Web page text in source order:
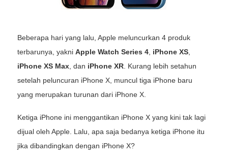
Beberapa hari yang lalu, Apple meluncurkan 4 produk
terbarunya, yakni Apple Watch Series 4 iPhone XS
iPhone XS Max , dan iPhone XR . Kurang lebih setahun
setelah peluncuran iPhone X, muncul tiga iPhone baru
yang merupakan turunan dari iPhone X.
Ketiga iPhone ini menggantikan iPhone X yang kini tak lagi
dijual oleh Apple. Lalu, apa saja bedanya ketiga iPhone itu
jika dibandingkan dengan iPhone X?